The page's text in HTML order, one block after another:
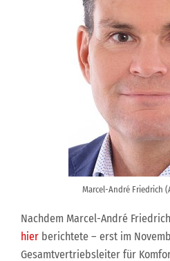
Marcel-André Friedrich
Nachdem Marcel-André
hier berichtete – erst im
Gesamtvertriebsleiter für